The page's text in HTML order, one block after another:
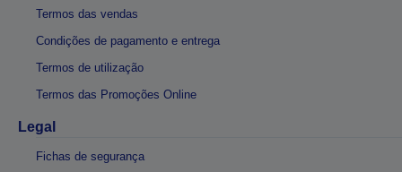
Termos das vendas
Condições de pagamento e entrega
Termos de utilização
Termos das Promoções Online
Legal
Fichas de segurança